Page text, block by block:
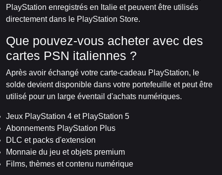
PlayStation enregistrés en Italie et peuvent être utilisés
directement dans le PlayStation Store.
Que pouvez-vous acheter avec des
cartes PSN italiennes ?
Après avoir échangé votre carte-cadeau PlayStation, le
solde devient disponible dans votre portefeuille et peut être
utilisé pour un large éventail d'achats numériques.
Jeux PlayStation 4 et PlayStation 5
Abonnements PlayStation Plus
DLC et packs d'extension
Monnaie du jeu et objets premium
Films, thèmes et contenu numérique